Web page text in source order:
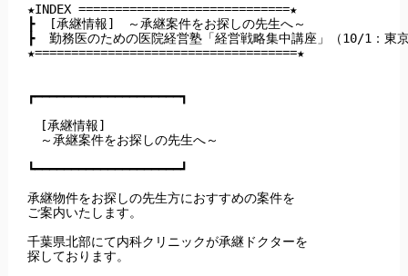
★INDEX =============================★
┣  [承継情報]　～承継案件をお探しの先生へ～
┣  勤務医のための医院経営塾「経営戦略集中講座」（10/1：東
★====================================★
┏━━━━━━━━━━━━━━━━━━━━┓
[承継情報]
～承継案件をお探しの先生へ～
┗━━━━━━━━━━━━━━━━━━━━┛
承継物件をお探しの先生方におすすめの案件を
ご案内いたします。
千葉県北部にて内科クリニックが承継ドクターを
探しております。